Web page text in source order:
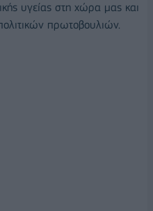
υγείας στη χώρα μας και
πρωτοβουλιών.